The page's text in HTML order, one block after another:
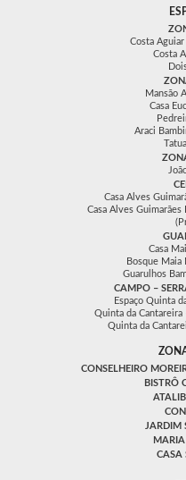
Costa
Costa
Mansão
Casa
Araci
Casa Alves
Casa Alves
Casa
Bosque Maia
Guarulhos
CAMPO –
Espaço Quinta
Quinta da Cantareira
Quinta da
CONSELHEIRO
BISTRÔ
JARDIM
CASA